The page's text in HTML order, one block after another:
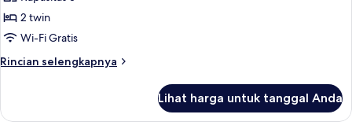
child)
kamar
tidur,
pemandangan
3
2 twin
Wi-Fi Gratis
Rincian selengkapnya
Rincian
Apartemen
Lihat harga untuk tanggal Anda